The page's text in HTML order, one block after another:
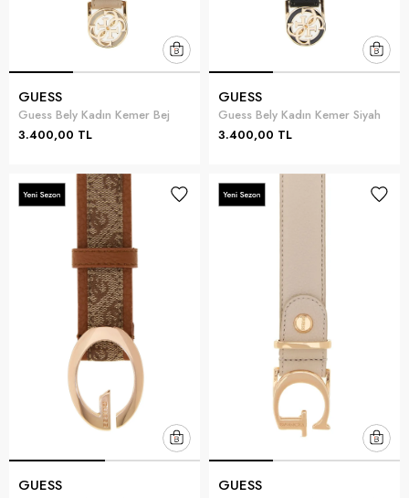
GUESS
Guess Bely Kadın Kemer Bej
3.400,00 TL
GUESS
Guess Bely Kadın Kemer Siyah
3.400,00 TL
GUESS GUESS